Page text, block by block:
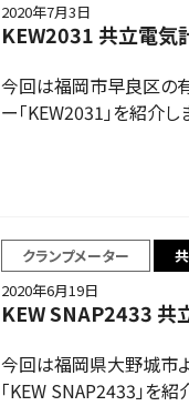
2020年7月3日
KEW2031 共立電気
今回は福岡市早良区の
ー「KEW2031」を紹介し
クランプメーター
2020年6月19日
KEW SNAP2433 共
今回は福岡県大野城市
「KEW SNAP2433」を紹